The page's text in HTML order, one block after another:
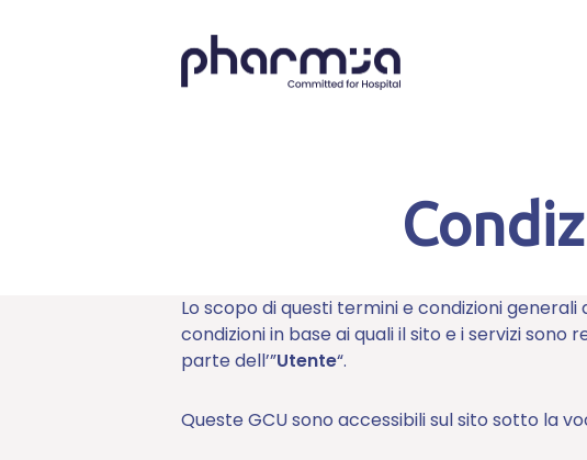
Lo scopo di questi termini e condizioni generali
condizioni in base ai quali il sito e i servizi sono
parte dell’”Utente“.
Queste GCU sono accessibili sul sito sotto la